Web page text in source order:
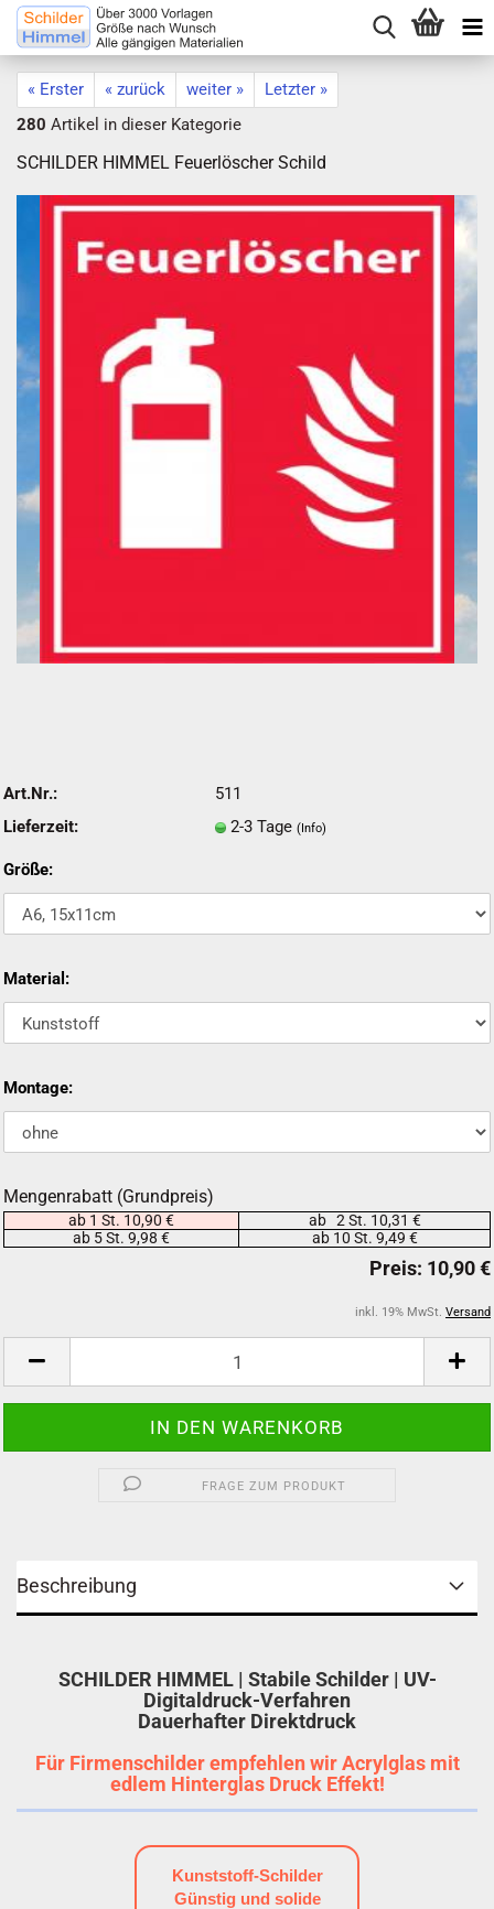
« Erster « zurück weiter »
Letzter »
280 Artikel in dieser Kategorie
SCHILDER HIMMEL Feuerlöscher Schild
Art.Nr.:
511
Lieferzeit:
2-3 Tage (Info)
Größe:
Material:
Montage:
Mengenrabatt (Grundpreis)
ab 1 St. 10,90 €
ab 2 St. 10,31 €
ab 5 St. 9,98 €
ab 10 St. 9,49 €
inkl. 19% MwSt. Versand
FRAGE ZUM PRODUKT
Beschreibung
SCHILDER HIMMEL | Stabile Schilder | UV-
Digitaldruck-Verfahren
Dauerhafter Direktdruck
Für Firmenschilder empfehlen wir Acrylglas mit
edlem Hinterglas Druck Effekt!
Kunststoff-Schilder
Günstig und solide